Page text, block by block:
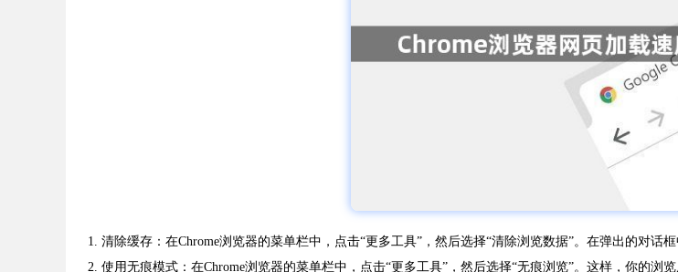
1. 清除缓存：在Chrome浏览器的菜单栏中，点击“更多工具”，然后选择“清除浏览数据”。在弹出的对话
2. 使用无痕模式：在Chrome浏览器的菜单栏中，点击“更多工具”，然后选择“无痕浏览”。这样，你的浏